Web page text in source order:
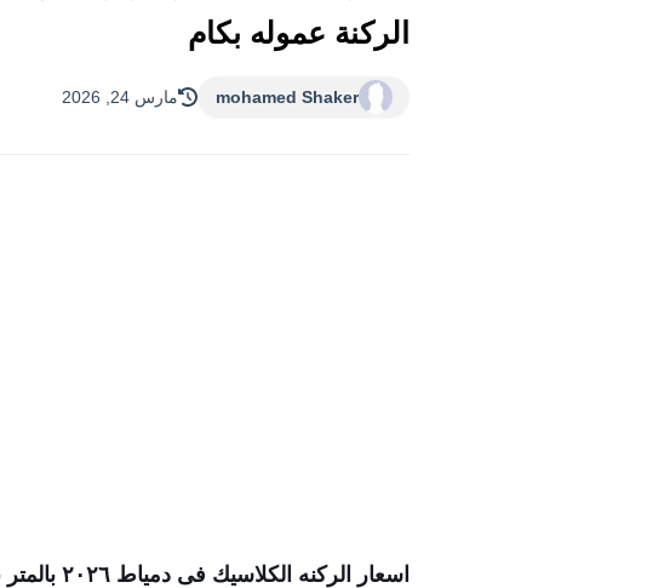
الركنة عموله بكام
mohamed Shaker مارس 24, 2026
اسعار الركنه الكلاسيك فى دمياط ٢٠٢٦